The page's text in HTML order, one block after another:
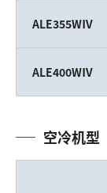
ALE355WⅣ
ALE400WⅣ
空冷机型